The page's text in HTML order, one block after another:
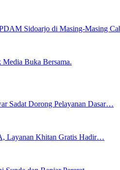
Sidoarjo di Masing-Masing
Buka Bersama.
Sadat Dorong Pelayanan Dasar…
Layanan Khitan Gratis Hadir…